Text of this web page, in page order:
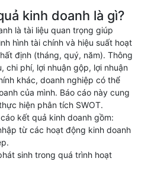
kinh doanh là gì?
là tài liệu quan trọng giúp
hình tài chính và hiệu suất hoạt
định (tháng, quý, năm). Thông
chi phí, lợi nhuận gộp, lợi nhuận
khác, doanh nghiệp có thể
của mình. Báo cáo này cung
hiện phân tích SWOT.
kết quả kinh doanh gồm:
từ các hoạt động kinh doanh
sinh trong quá trình hoạt